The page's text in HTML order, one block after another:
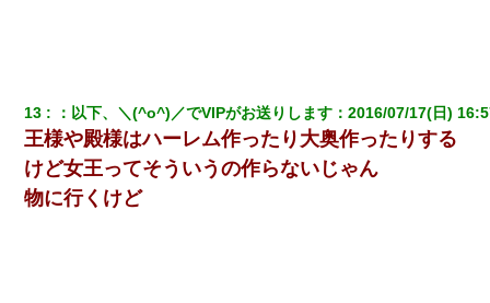
てよ！気持ち悪い！（ｼｯｼｯ」→ 後日、俺を見つけた母親がすっ飛
んできて・・・
ホテルに泊まったんだけど従業員が最悪だった。折角の旅行で何
故私が怒鳴られなきゃいけなかったのだ
13 ： 以下、＼(^o^)／でVIPがお送りします ：2016/07/17(日)
王様や殿様はハーレム作ったり大奥作ったりする
けど女王ってそういうの作らないじゃん
物に行くけど